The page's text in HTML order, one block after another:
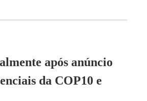
após anúncio
da COP10 e